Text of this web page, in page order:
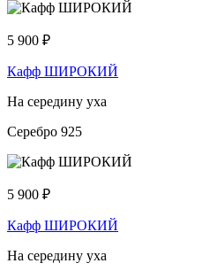
5 900 ₽
Кафф ШИРОКИЙ
На середину уха
Серебро 925
5 900 ₽
Кафф ШИРОКИЙ
На середину уха